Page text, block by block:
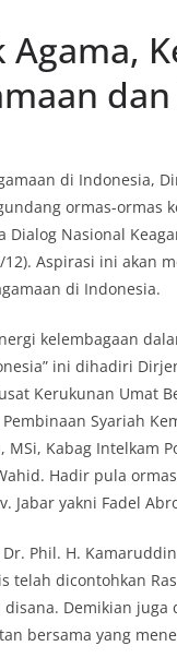
di Indonesia,
ormas-ormas
Nasional
12). Aspirasi ini
di Indonesia.
kelembagaan
ini dihadiri
Kerukunan Umat
Syariah
MSi, Kabag Intelkam
Hadir pula
Jabar yakni Fadel
Phil. H.
telah dicontohkan
disana. Demikian
bersama yang